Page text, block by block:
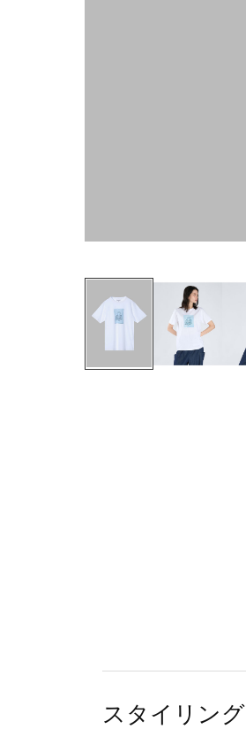
スタイリング